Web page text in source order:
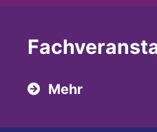
Mehr